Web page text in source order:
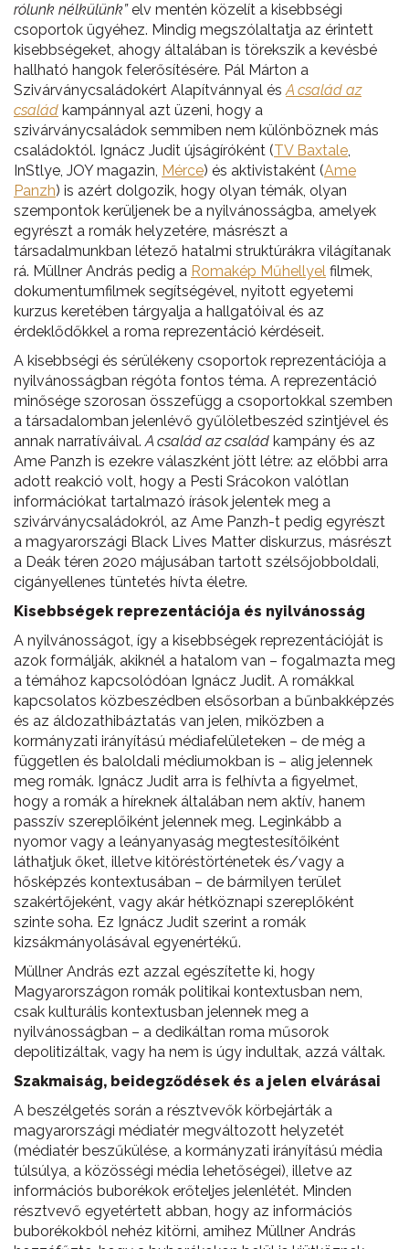
rólunk nélkülünk”elv mentén közelít a kisebbségi
csoportok ügyéhez. Mindig megszólaltatja az érintett
kisebbségeket, ahogy általában is törekszik a kevésbé
hallható hangok felerősítésére. Pál Márton a
Szivárványcsaládokért Alapítvánnyal ésA család az
család kampánnyal azt üzeni, hogy a
szivárványcsaládok semmiben nem különböznek más
családoktól. Ignácz Judit újságíróként (TV Baxtale,
InStlye, JOY magazin, Mérce) és aktivistaként (Ame
Panzh) is azért dolgozik, hogy olyan témák, olyan
szempontok kerüljenek be a nyilvánosságba, amelyek
egyrészt a romák helyzetére, másrészt a
társadalmunkban létező hatalmi struktúrákra világítanak
rá. Müllner András pedig a Romakép Műhellyel filmek,
dokumentumfilmek segítségével, nyitott egyetemi
kurzus keretében tárgyalja a hallgatóival és az
érdeklődőkkel a roma reprezentáció kérdéseit.
A kisebbségi és sérülékeny csoportok reprezentációja a
nyilvánosságban régóta fontos téma. A reprezentáció
minősége szorosan összefügg a csoportokkal szemben
a társadalomban jelenlévő gyűlöletbeszéd szintjével és
annak narratíváival.A család az család kampány és az
Ame Panzh is ezekre válaszként jött létre: az előbbi arra
adott reakció volt, hogy a Pesti Srácokon valótlan
információkat tartalmazó írások jelentek meg a
szivárványcsaládokról, az Ame Panzh-t pedig egyrészt
a magyarországi Black Lives Matter diskurzus, másrészt
a Deák téren 2020 májusában tartott szélsőjobboldali,
cigányellenes tüntetés hívta életre.
Kisebbségek reprezentációja és nyilvánosság
A nyilvánosságot, így a kisebbségek reprezentációját is
azok formálják, akiknél a hatalom van – fogalmazta meg
a témához kapcsolódóan Ignácz Judit. A romákkal
kapcsolatos közbeszédben elsősorban a bűnbakképzés
és az áldozathibáztatás van jelen, miközben a
kormányzati irányítású médiafelületeken – de még a
független és baloldali médiumokban is – alig jelennek
meg romák. Ignácz Judit arra is felhívta a figyelmet,
hogy a romák a híreknek általában nem aktív, hanem
passzív szereplőiként jelennek meg. Leginkább a
nyomor vagy a leányanyaság megtestesítőiként
láthatjuk őket, illetve kitöréstörténetek és/vagy a
hősképzés kontextusában – de bármilyen terület
szakértőjeként, vagy akár hétköznapi szereplőként
szinte soha. Ez Ignácz Judit szerint a romák
kizsákmányolásával egyenértékű.
Müllner András ezt azzal egészítette ki, hogy
Magyarországon romák politikai kontextusban nem,
csak kulturális kontextusban jelennek meg a
nyilvánosságban – a dedikáltan roma műsorok
depolitizáltak, vagy ha nem is úgy indultak, azzá váltak.
Szakmaiság, beidegződések és a jelen elvárásai
A beszélgetés során a résztvevők körbejárták a
magyarországi médiatér megváltozott helyzetét
(médiatér beszűkülése, a kormányzati irányítású média
túlsúlya, a közösségi média lehetőségei), illetve az
információs buborékok erőteljes jelenlétét. Minden
résztvevő egyetértett abban, hogy az információs
buborékokból nehéz kitörni, amihez Müllner András